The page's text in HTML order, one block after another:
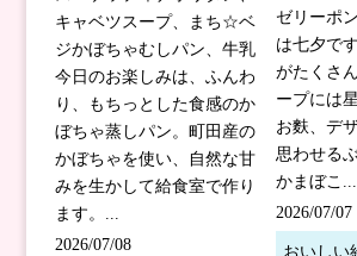
キャベツスープ、まち☆ベ
ジかぼちゃむしパン、牛乳
今日のお楽しみは、ふんわ
り、もちっとした食感のか
ぼちゃ蒸しパン。町田産の
かぼちゃを使い、自然な甘
みを生かして給食室で作り
ます。...
2026/07/08
ゼリーポ
は七夕で
がたくさ
ープには
お麩、デ
思わせる
かまぼこ...
2026/07/07
おいしい